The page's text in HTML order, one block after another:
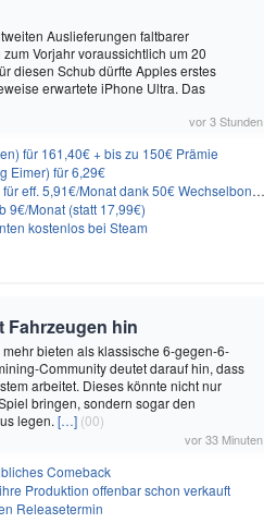
Auslieferungen faltbarer
Vorjahr voraussichtlich um 20
diesen Schub dürfte Apples erstes
erwartete iPhone Ultra. Das
vor 3 Stunden
für 161,40€ + bis zu 150€ Prämie
Eimer) für 6,29€
Monat dank 50€ Wechselbonus + 0€ AG
9€/Monat (statt 17,99€)
kostenlos bei Steam
Fahrzeugen hin
bieten als klassische 6-gegen-6-
Community deutet darauf hin, dass
arbeitet. Dieses könnte nicht nur
bringen, sondern sogar den
legen. […] (00)
vor 33 Minuten
Comeback
Produktion offenbar schon verkauft
Releasetermin